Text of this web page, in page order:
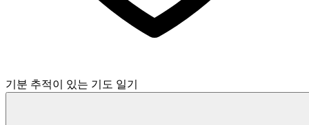
기분 추적이 있는 기도 일기